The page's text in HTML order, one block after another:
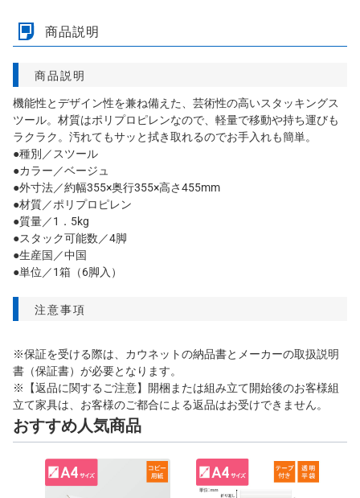
商品説明
商品説明
機能性とデザイン性を兼ね備えた、芸術性の高いスタッキングス
ツール。材質はポリプロピレンなので、軽量で移動や持ち運びも
ラクラク。汚れてもサッと拭き取れるのでお手入れも簡単。
●種別／スツール
●カラー／ベージュ
●外寸法／約幅355×奥行355×高さ455mm
●材質／ポリプロピレン
●質量／1．5kg
●スタック可能数／4脚
●生産国／中国
●単位／1箱（6脚入）
注意事項
※保証を受ける際は、カウネットの納品書とメーカーの取扱説明
書（保証書）が必要となります。
※【返品に関するご注意】開梱または組み立て開始後のお客様組
立て家具は、お客様のご都合による返品はお受けできません。
おすすめ人気商品